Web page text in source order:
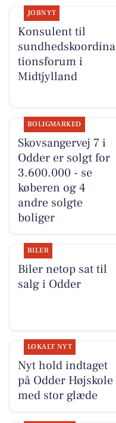
JOBNYT
Konsulent til
sundhedskoordina
tionsforum i
Midtjylland
BOLIGMARKED
Skovsangervej 7 i
Odder er solgt for
3.600.000 - se
køberen og 4
andre solgte
boliger
BILER
Biler netop sat til
salg i Odder
LOKALT NYT
Nyt hold indtaget
på Odder Højskole
med stor glæde